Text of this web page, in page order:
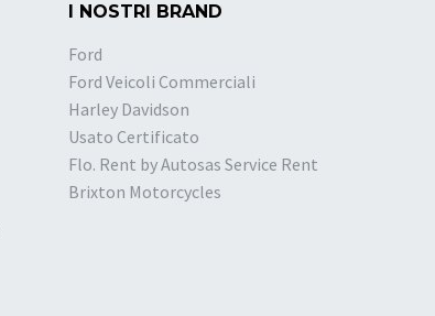
I NOSTRI BRAND
Ford
Ford Veicoli Commerciali
Harley Davidson
Usato Certificato
Flo. Rent by Autosas Service Rent
Brixton Motorcycles